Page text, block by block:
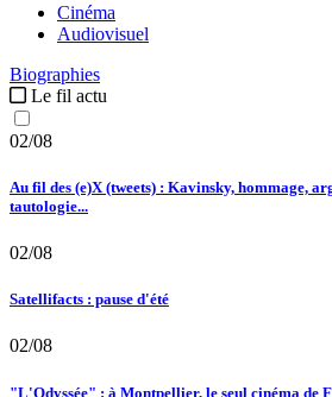
Cinéma
Audiovisuel
Biographies
Le fil actu
02/08
Au fil des (e)X (tweets) : Kavinsky, hommage,
tautologie...
02/08
Satellifacts : pause d'été
02/08
"L'Odyssée" : à Montpellier, le seul cinéma de